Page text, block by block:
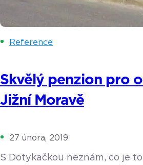
Reference
Skvělý penzion pro
Jižní Moravě
27 února, 2019
S Dotykačkou neznám, co je